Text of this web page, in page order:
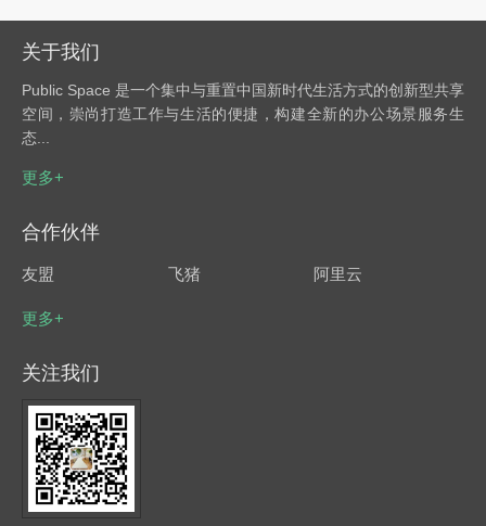
关于我们
Public Space 是一个集中与重置中国新时代生活方式的创新型共享
空间，崇尚打造工作与生活的便捷，构建全新的办公场景服务生
态...
更多+
合作伙伴
友盟 飞猪 阿里云
更多+
关注我们